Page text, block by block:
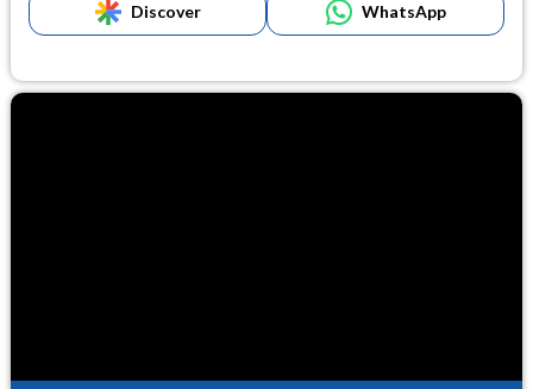
Discover
WhatsApp